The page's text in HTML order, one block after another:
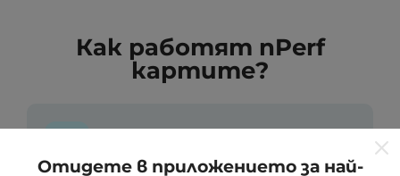
Как работят nPerf
картите?
Отидете в приложението за най-